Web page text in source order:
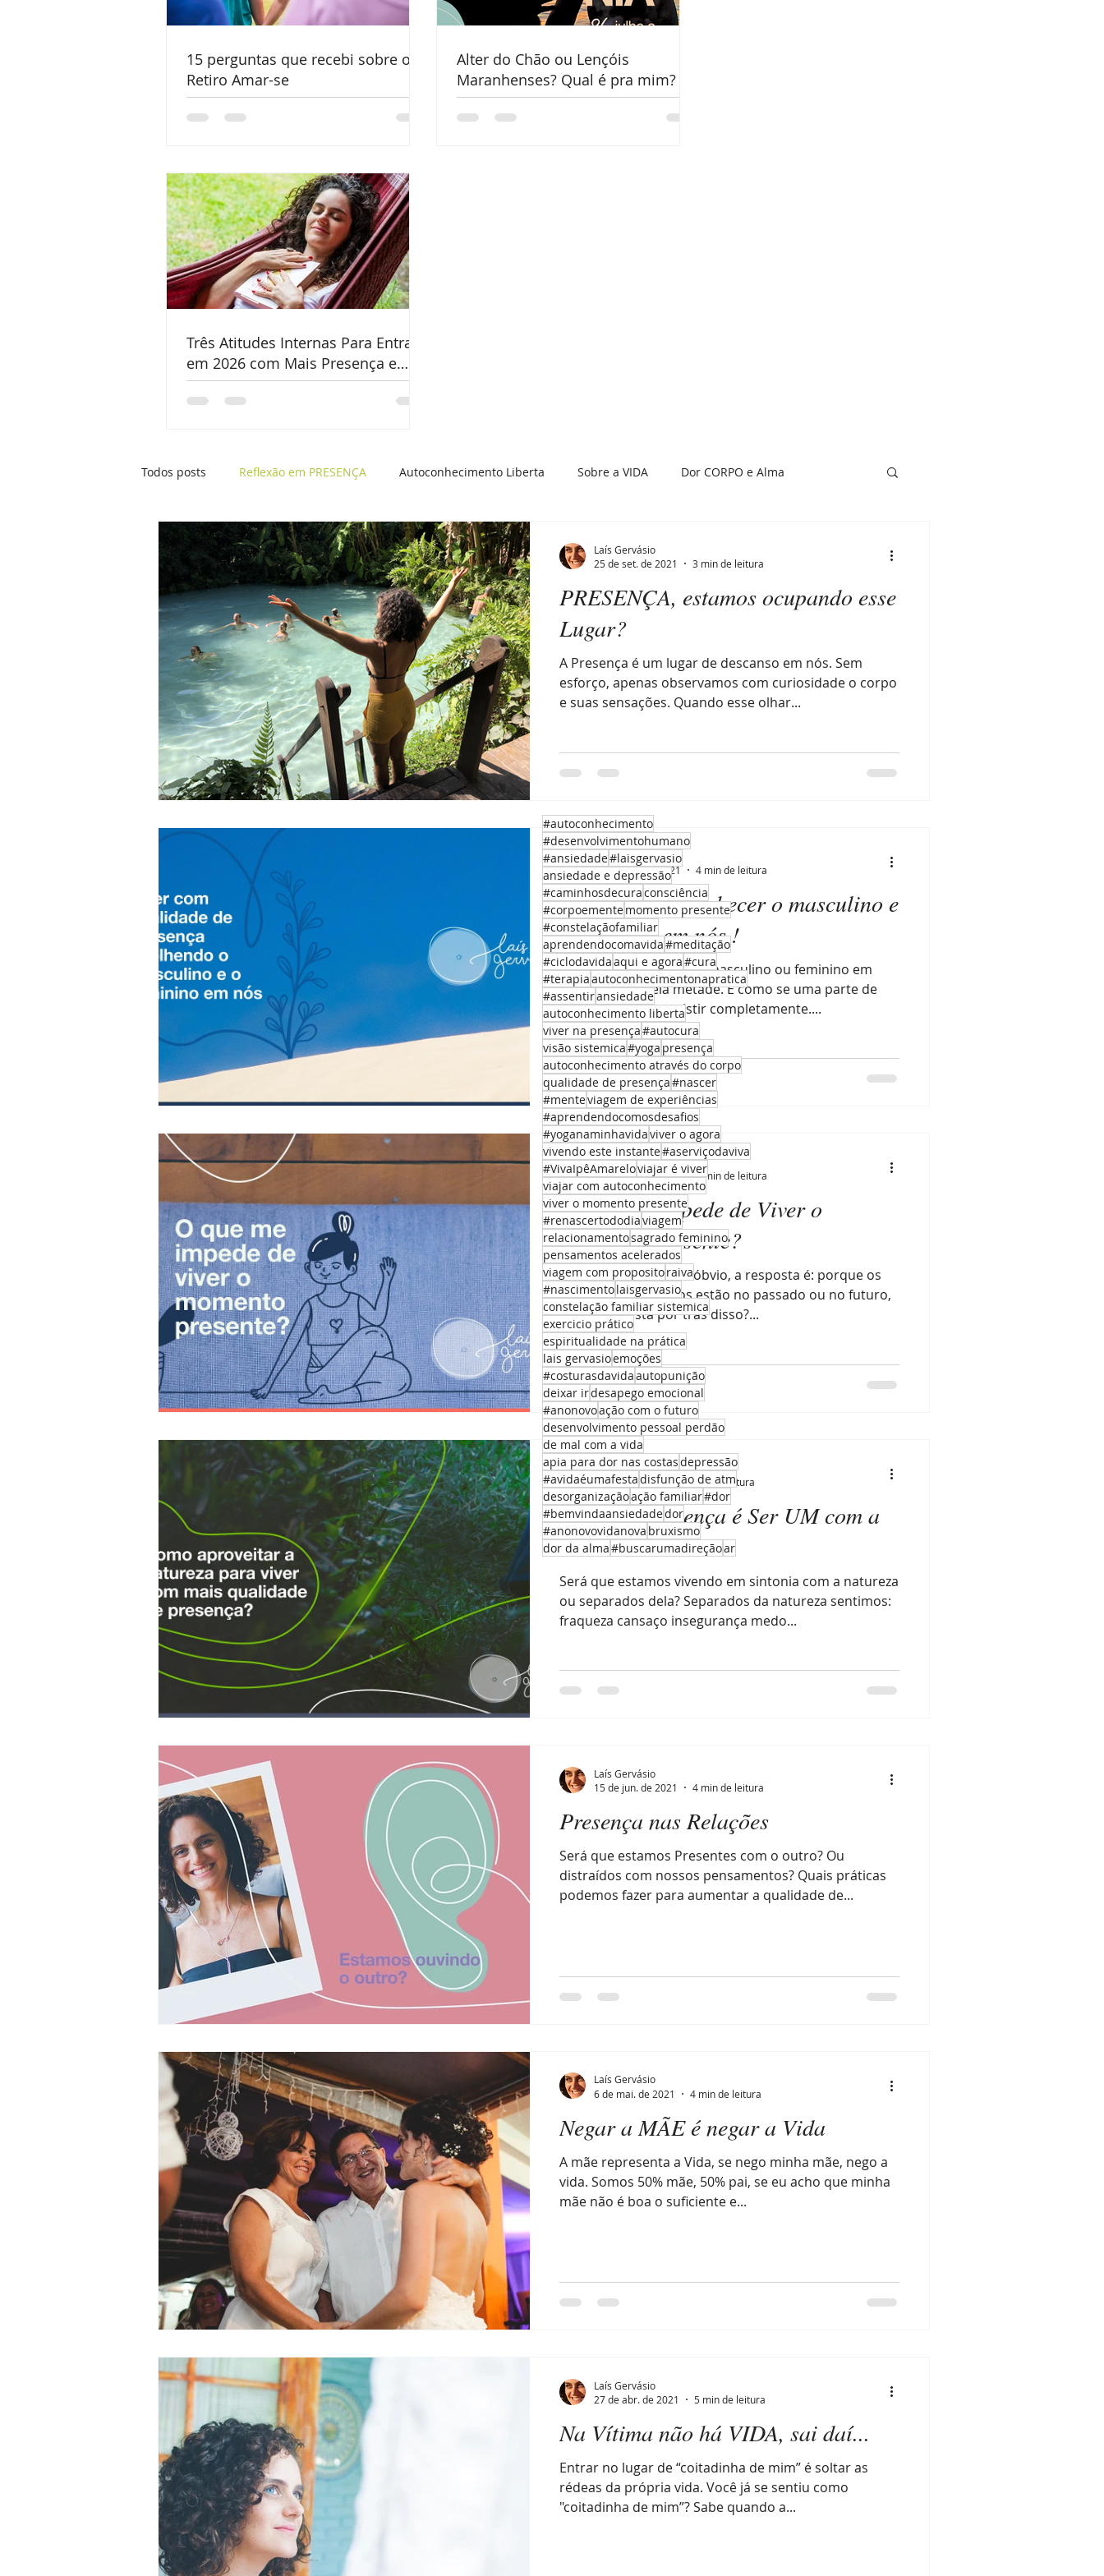
Todos posts Reflexão em PRESENÇA Autoconhecimento Liberta Sobre a VIDA Dor CORPO e Alma
Tratamento Integrativo Ansiedade Histórias da Minha Vida
Mãe- visão sistêmica Momento Presente Raiva Depressão Viagem em Presença
Presença e os elementos da Natureza Auto cobrança
PRESENÇA, estamos ocupando esse
Lugar?
A Presença é um lugar de descanso em nós. Sem
esforço, apenas observamos com curiosidade o corpo
e suas sensações. Quando esse olhar...
Laís Gervásio
25 de set. de 2021
3 min de leitura
Presença é reconhecer o masculino e
o feminino em nós !
Quando a gente nega o masculino ou feminino em
nós, vivemos pela metade. É como se uma parte de
nós não pudesse existir completamente....
Laís Gervásio
20 de ago. de 2021
4 min de leitura
O que nos impede de Viver o
Momento Presente?
Se a gente pensar no óbvio, a resposta é: porque os
nossos pensamentos estão no passado ou no futuro,
mas o que está por trás disso?...
Laís Gervásio
13 de ago. de 2021
4 min de leitura
Viver na Presença é Ser UM com a
Natureza
Será que estamos vivendo em sintonia com a natureza
ou separados dela? Separados da natureza sentimos:
fraqueza cansaço insegurança medo...
Laís Gervásio
4 de jul. de 2021
2 min de leitura
Presença nas Relações
Será que estamos Presentes com o outro? Ou
distraídos com nossos pensamentos? Quais práticas
podemos fazer para aumentar a qualidade de...
Laís Gervásio
15 de jun. de 2021
4 min de leitura
Negar a MÃE é negar a Vida
A mãe representa a Vida, se nego minha mãe, nego a
vida. Somos 50% mãe, 50% pai, se eu acho que minha
mãe não é boa o suficiente e...
Laís Gervásio
6 de mai. de 2021
4 min de leitura
Na Vítima não há VIDA, sai daí...
Entrar no lugar de “coitadinha de mim” é soltar as
rédeas da própria vida. Você já se sentiu como
"coitadinha de mim”? Sabe quando a...
Laís Gervásio
27 de abr. de 2021
5 min de leitura
15 perguntas que recebi sobre o
Retiro Amar-se
Alter do Chão ou Lençóis
Maranhenses? Qual é pra mim?
Três Atitudes Internas Para Entrar
em 2026 com Mais Presença e
Clareza
#autoconhecimento
#desenvolvimentohumano
#ansiedade#laisgervasio
ansiedade e depressão
#caminhosdecuraconsciência
#corpoementemomento presente
#constelaçãofamiliar
aprendendocomavida#meditação
#ciclodavidaaqui e agora#cura
#terapiaautoconhecimentonapratica
#assentiransiedade
autoconhecimento liberta
viver na presença#autocura
visão sistemica#yoga presença
autoconhecimento através do corpo
qualidade de presença#nascer
#menteviagem de experiências
#aprendendocomosdesafios
#yoganaminhavidaviver o agora
vivendo este instante#aserviçodaviva
#VivaIpêAmareloviajar é viver
viajar com autoconhecimento
viver o momento presente
#renascertododiaviagem
relacionamentosagrado feminino
pensamentos acelerados
viagem com propositoraiva
#nascimentolaisgervasio
constelação familiar sistemica
exercicio prático
espiritualidade na prática
lais gervasioemoções
#costurasdavidaautopunição
deixar irdesapego emocional
#anonovoação com o futuro
desenvolvimento pessoal perdão
de mal com a vida
apia para dor nas costasdepressão
#avidaéumafestadisfunção de atm
desorganizaçãoação familiar#dor
#bemvindaansiedadedor
#anonovovidanova bruxismo
dor da alma#buscarumadireçãoar